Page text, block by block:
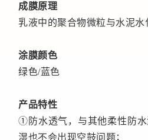
成膜原理
乳液中的聚合物微粒与水泥
涂膜颜色
绿色/蓝色
产品特性
①防水透气，与其他柔性防水
湿也不会出现空鼓问题；